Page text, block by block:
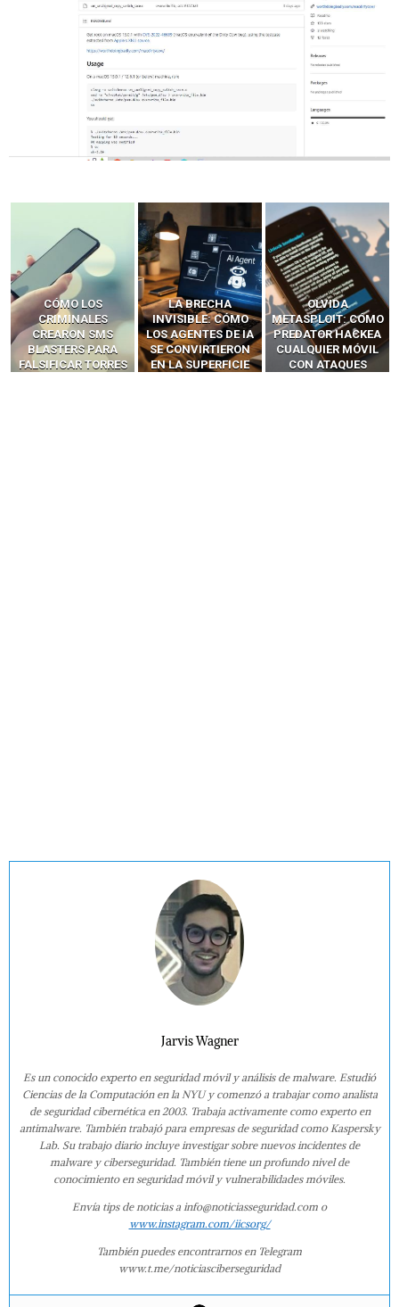
LA BRECHA
INVISIBLE: CÓMO
LOS AGENTES DE IA
SE CONVIRTIERON
EN LA SUPERFICIE
OLVIDA
METASPLOIT: CÓMO
PREDATOR HACKEA
CUALQUIER MÓVIL
CON ATAQUES
CÓMO LOS HACKERS
INTERCEPTAN OTPS
Y LLAMADAS
MÓVILES SIN
‘HACKEAR’ — EL
Jarvis Wagner
Es un conocido experto en seguridad móvil y análisis de malware. Estudió
Ciencias de la Computación en la NYU y comenzó a trabajar como analista
de seguridad cibernética en 2003. Trabaja activamente como experto en
antimalware. También trabajó para empresas de seguridad como Kaspersky
Lab. Su trabajo diario incluye investigar sobre nuevos incidentes de
malware y ciberseguridad. También tiene un profundo nivel de
conocimiento en seguridad móvil y vulnerabilidades móviles.
Envía tips de noticias a info@noticiasseguridad.com o
www.instagram.com/iicsorg/
También puedes encontrarnos en Telegram
www.t.me/noticiasciberseguridad